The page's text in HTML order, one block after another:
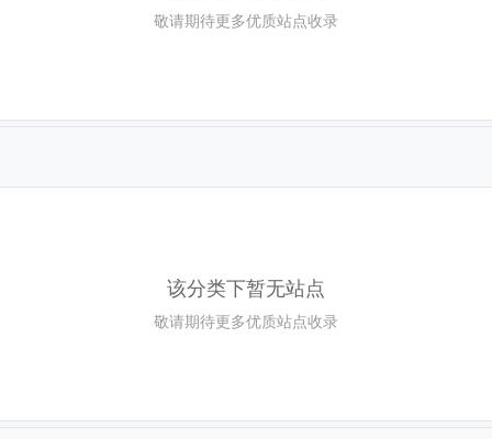
敬请期待更多优质站点收录
该分类下暂无站点
敬请期待更多优质站点收录